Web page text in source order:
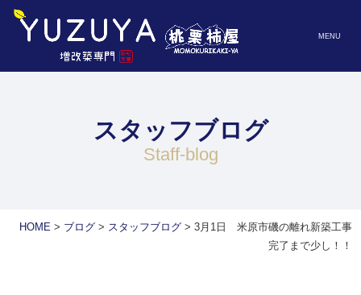
MENU
スタッフブログ
staff-blog
HOME> ブログ> スタッフブログ> 3月1日 米原市磯の離れ新築工事
完了まで少し！！